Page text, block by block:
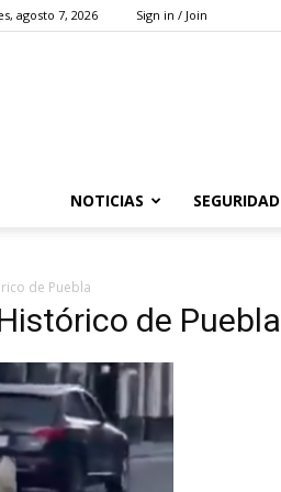
agosto 7, 2026 Sign in / Join
NOTICIAS SEGURIDAD
de Puebla
de Puebla